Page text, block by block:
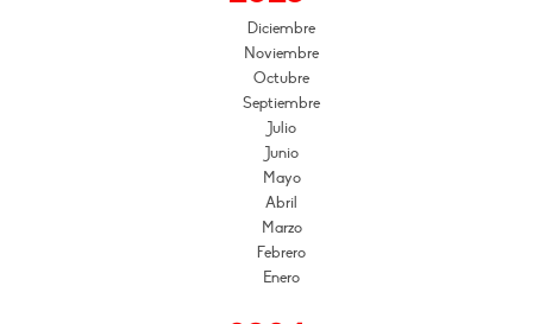
Diciembre
Noviembre
Octubre
Septiembre
Julio
Junio
Mayo
Abril
Marzo
Febrero
Enero